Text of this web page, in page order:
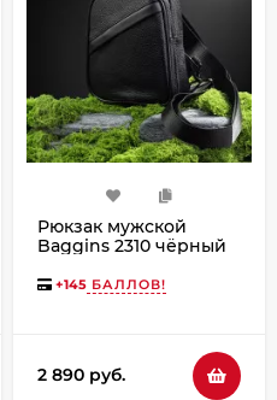
Рюкзак мужской
Baggins 2310 чёрный
+145 БАЛЛОВ!
2 890 руб.